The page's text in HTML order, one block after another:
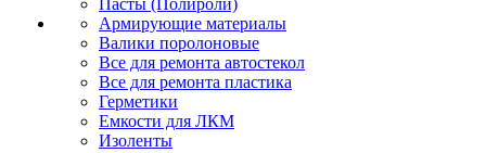
Пасты (Полироли)
Армирующие материалы
Валики поролоновые
Все для ремонта автостекол
Все для ремонта пластика
Герметики
Емкости для ЛКМ
Изоленты